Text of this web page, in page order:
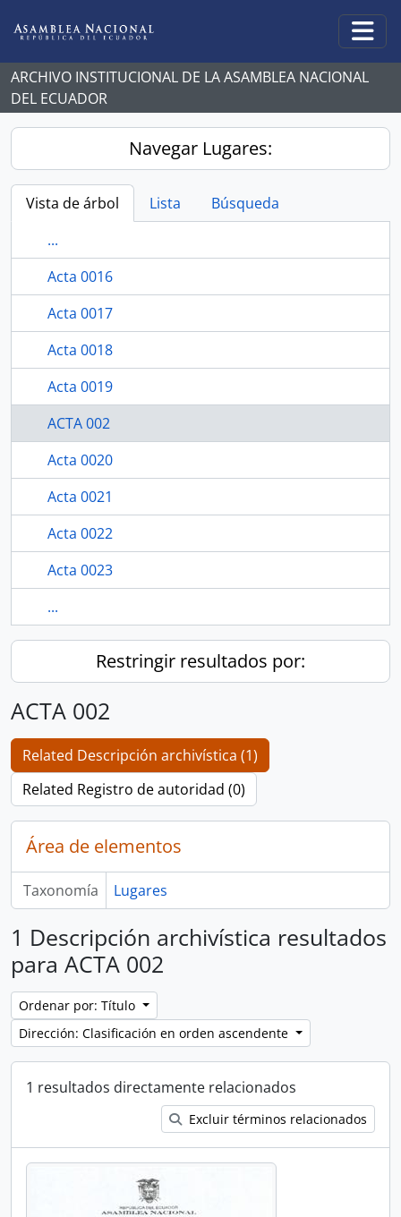
ARCHIVO INSTITUCIONAL DE LA ASAMBLEA NACIONAL
DEL ECUADOR
Navegar Lugares:
Vista de árbol Lista
Búsqueda
...
Acta 0016
Acta 0017
Acta 0018
Acta 0019
ACTA 002
Acta 0020
Acta 0021
Acta 0022
Acta 0023
...
Restringir resultados por:
ACTA 002
Related Descripción archivística (1)
Related Registro de autoridad (0)
Área de elementos
Taxonomía Lugares
1 Descripción archivística resultados
para ACTA 002
Ordenar por: Título
Dirección: Clasificación en orden ascendente
1 resultados directamente relacionados
Excluir términos relacionados